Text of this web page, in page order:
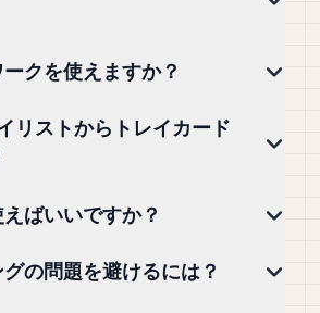
クを使えますか？
リストからトレイカード
ばいいですか？
の問題を避けるには？